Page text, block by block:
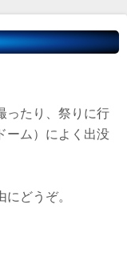
ったり、祭りに行
ーム）によく出没
どうぞ。